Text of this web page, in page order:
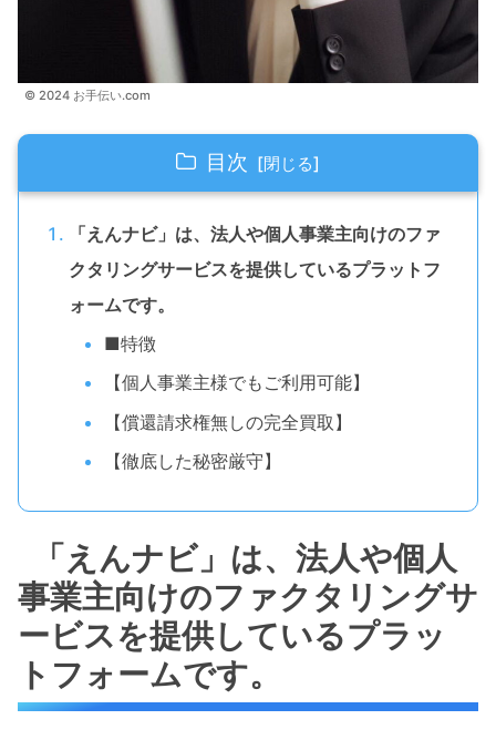
© 2024 お手伝い.com
目次
「えんナビ」は、法人や個人事業主向けのファ
クタリングサービスを提供しているプラットフ
ォームです。
■特徴
【個人事業主様でもご利用可能】
【償還請求権無しの完全買取】
【徹底した秘密厳守】
「えんナビ」は、法人や個人
事業主向けのファクタリングサ
ービスを提供しているプラッ
トフォームです。